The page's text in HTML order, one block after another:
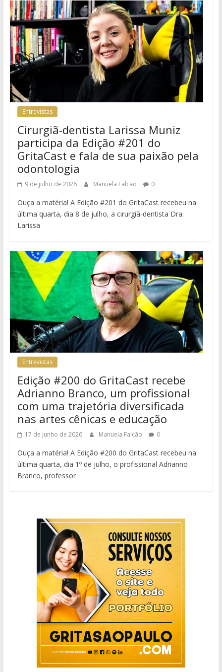
Entrevistas
Cirurgiã-dentista Larissa Muniz
participa da Edição #201 do
GritaCast e fala de sua paixão pela
odontologia
9 de julho de 2026 Manuela Falcão 0
Ouça a matéria! A Edição #201 do GritaCast recebeu na
última quarta, dia 8 de julho, a cirurgiã-dentista Dra.
Larissa
Entrevistas
Edição #200 do GritaCast recebe
Adrianno Branco, um profissional
com uma trajetória diversificada
nas artes cênicas e educação
17 de junho de 2026 Manuela Falcão 0
Ouça a matéria! A Edição #200 do GritaCast recebeu na
última quarta, dia 1º de julho, o profissional Adrianno
Branco, professor